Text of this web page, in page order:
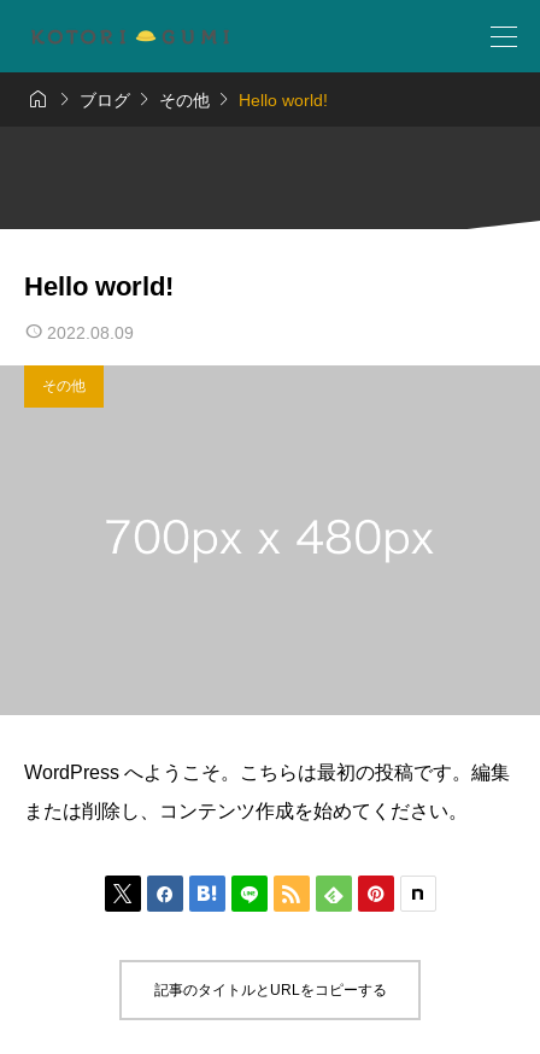
  ブログ  その他  Hello world!
Hello world!
2022.08.09
その他
WordPress へようこそ。こちらは最初の投稿です。編集
または削除し、コンテンツ作成を始めてください。
     
記事のタイトルとURLをコピーする